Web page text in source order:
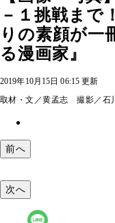
－１挑戦ま
りの素顔が一
る漫画家』
2019年10月15日 06:15 更新
取材・文／黄孟志 撮影／石
前へ
次へ